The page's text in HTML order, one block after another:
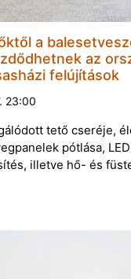
a
az
felújítások
23:00
tető cseréje,
pótlása,
illetve hő- és